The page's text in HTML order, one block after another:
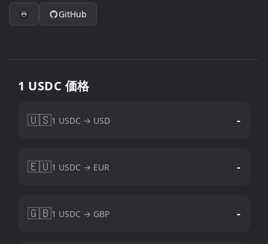
GitHub
1 USDC 価格
🇺🇸1 USDC → USD -
🇪🇺1 USDC → EUR -
🇬🇧1 USDC → GBP -